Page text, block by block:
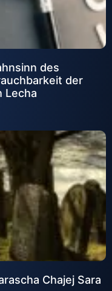
des
der
Lecha
Chajej Sara